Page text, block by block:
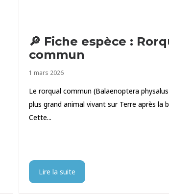
🔎 Fiche espèce :
commun
1 mars 2026
Le rorqual commun (Balaenoptera
plus grand animal vivant sur Terre après la
Cette...
Lire la suite